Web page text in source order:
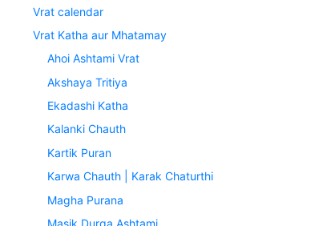
Vrat calendar
Vrat Katha aur Mhatamay
Ahoi Ashtami Vrat
Akshaya Tritiya
Ekadashi Katha
Kalanki Chauth
Kartik Puran
Karwa Chauth | Karak Chaturthi
Magha Purana
Masik Durga Ashtami